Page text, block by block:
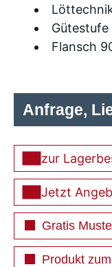
Gütestufe
Flansch
Anfrage,
zur
Jetzt
Gratis
Produkt